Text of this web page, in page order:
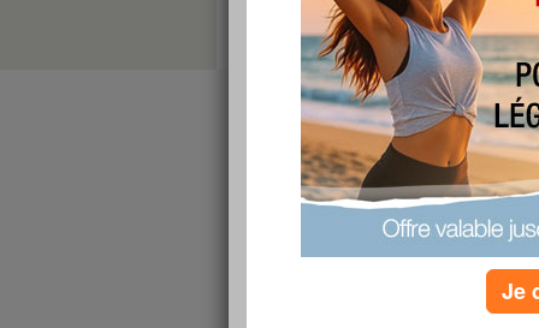
mon alimentation
Petit-déjeuner :
café+lait
de pain
Déjeuner :
1 escaloppe
courgettes
Goûter ou snack :
rien
spaguettis
10
Calories consommées :
0 kcal
Je